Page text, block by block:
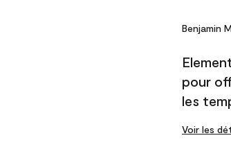
Benjamin
pour
les
Voir les